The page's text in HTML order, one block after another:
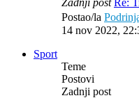
Postao/la
14 nov 2022,
Sport
Teme
Postovi
Zadnji post